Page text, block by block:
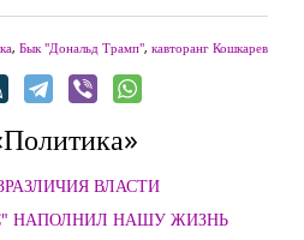
, Бык "Дональд Трамп", кавторанг Кошкарев
ВЛАСТИ
НАПОЛНИЛ НАШУ ЖИЗНЬ